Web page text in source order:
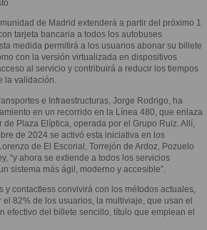
de Madrid extenderá a partir del próximo 1
tarjeta bancaria a todos los autobuses
medida permitirá a los usuarios abonar su billete
con la versión virtualizada en dispositivos
al servicio y contribuirá a reducir los tiempos
la validación.
e Infraestructuras, Jorge Rodrigo, ha
en un recorrido en la Línea 480, que enlaza
Plaza Elíptica, operada por el Grupo Ruiz. Allí,
de 2024 se activó esta iniciativa en los
de El Escorial, Torrejón de Ardoz, Pozuelo
“y ahora se extiende a todos los servicios
sistema más ágil, moderno y accesible”.
y contactless convivirá con los métodos actuales,
82% de los usuarios, la multiviaje, que usan el
efectivo del billete sencillo, título que emplean el